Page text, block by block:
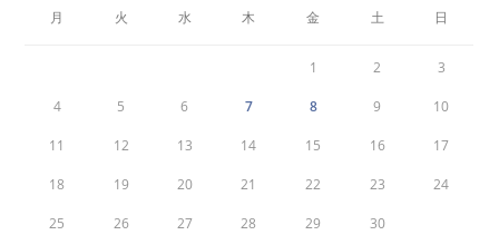
月 火 水 木 金 土 日
1 2 3
4 5 6 7 8 9 10
11 12 13 14 15 16 17
18 19 20 21 22 23 24
25 26 27 28 29 30